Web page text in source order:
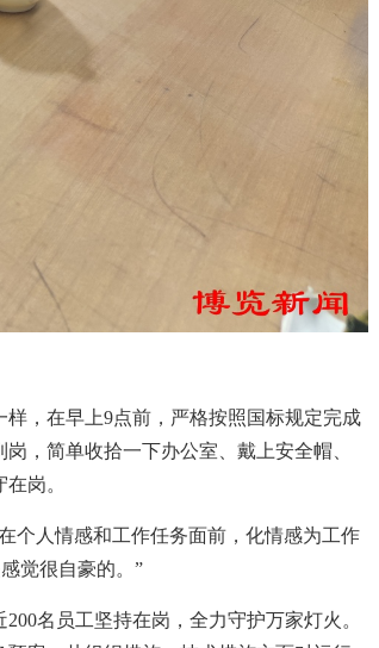
，在早上9点前，严格按照国标规定完成
，简单收拾一下办公室、戴上安全帽、
岗。
人情感和工作任务面前，化情感为工作
觉很自豪的。”
名员工坚持在岗，全力守护万家灯火。